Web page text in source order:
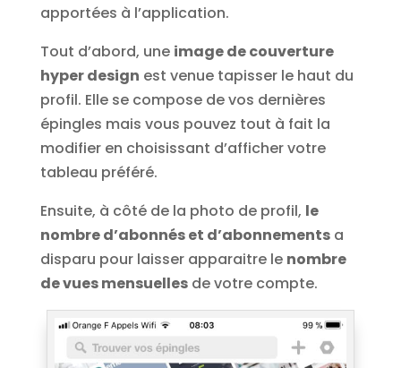
apportées à l’application.
Tout d’abord, une image de couverture
hyper design est venue tapisser le haut du
profil. Elle se compose de vos dernières
épingles mais vous pouvez tout à fait la
modifier en choisissant d’afficher votre
tableau préféré.
Ensuite, à côté de la photo de profil, le
nombre d’abonnés et d’abonnementsa
disparu pour laisser apparaitre le nombre
de vues mensuellesde votre compte.